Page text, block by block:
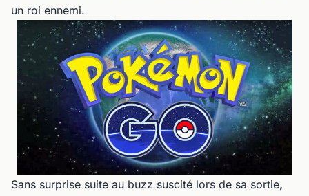
un roi ennemi.
Sans surprise suite au buzz suscité lors de sa sortie,